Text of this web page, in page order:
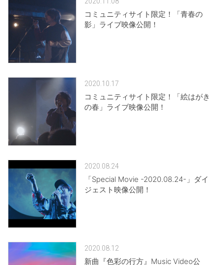
コミュニティサイト限定！「青春の
影」ライブ映像公開！
2020.10.17
コミュニティサイト限定！「絵はがき
の春」ライブ映像公開！
2020.08.24
「Special Movie -2020.08.24-」ダイ
ジェスト映像公開！
2020.08.12
新曲『色彩の行方』Music Video公